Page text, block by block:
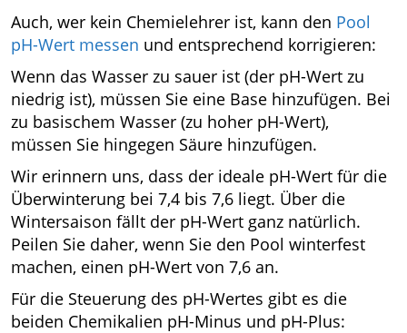
Auch, wer kein Chemielehrer ist, kann den Pool
pH-Wert messen und entsprechend korrigieren:
Wenn das Wasser zu sauer ist (der pH-Wert zu
niedrig ist), müssen Sie eine Base hinzufügen. Bei
zu basischem Wasser (zu hoher pH-Wert),
müssen Sie hingegen Säure hinzufügen.
Wir erinnern uns, dass der ideale pH-Wert für die
Überwinterung bei 7,4 bis 7,6 liegt. Über die
Wintersaison fällt der pH-Wert ganz natürlich.
Peilen Sie daher, wenn Sie den Pool winterfest
machen, einen pH-Wert von 7,6 an.
Für die Steuerung des pH-Wertes gibt es die
beiden Chemikalien pH-Minus und pH-Plus: